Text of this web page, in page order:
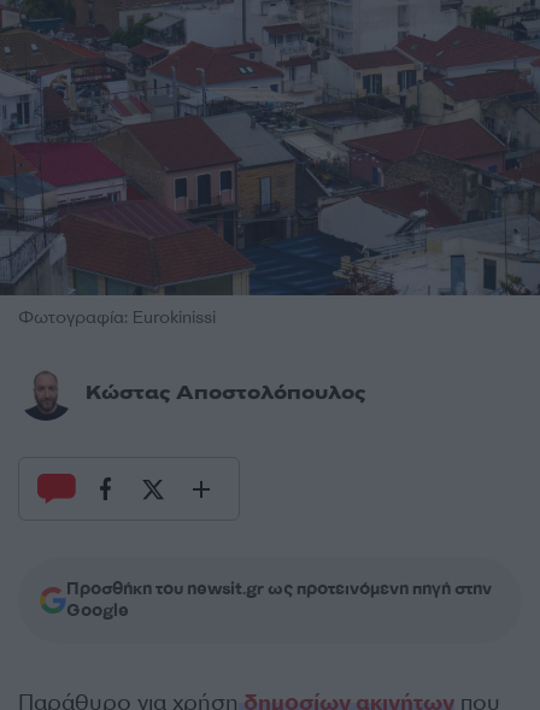
Φωτογραφία: Eurokinissi
Κώστας Αποστολόπουλος
Προσθήκη του newsit.gr ως προτεινόμενη πηγή στην
Google
Παράθυρο για χρήση δημοσίων ακινήτων που